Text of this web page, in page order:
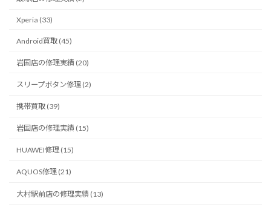
Xperia (33)
Android買取 (45)
岩国店の修理実績 (20)
スリープボタン修理 (2)
携帯買取 (39)
岩国店の修理実績 (15)
HUAWEI修理 (15)
AQUOS修理 (21)
大村駅前店の修理実績 (13)